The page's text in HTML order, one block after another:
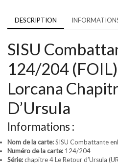
DESCRIPTION
SISU
124/204
Lorcana
D’Ursula
Informations :
Nom de la carte:SISU Combattante
Numéro de la carte: 124/204
Série:chapitre 4 Le Retour d’Ursula